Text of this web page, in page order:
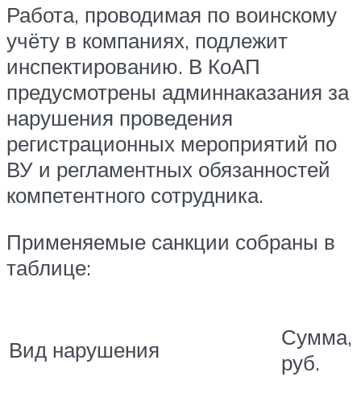
Работа, проводимая по воинскому
учёту в компаниях, подлежит
инспектированию. В КоАП
предусмотрены админнаказания за
нарушения проведения
регистрационных мероприятий по
ВУ и регламентных обязанностей
компетентного сотрудника.
Применяемые санкции собраны в
таблице:
Вид нарушения
Сумма,
руб.